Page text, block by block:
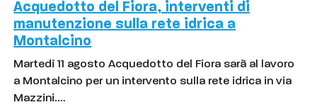
Acquedotto del Fiora, interventi di
manutenzione sulla rete idrica a
Montalcino
Martedì 11 agosto Acquedotto del Fiora sarà al lavoro
a Montalcino per un intervento sulla rete idrica in via
Mazzini.…